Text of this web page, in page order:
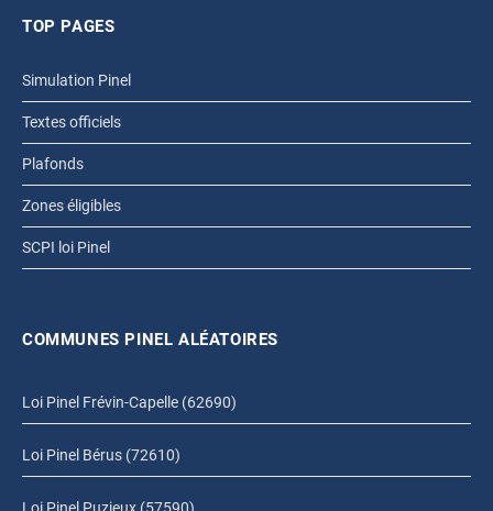
TOP PAGES
Simulation Pinel
Textes officiels
Plafonds
Zones éligibles
SCPI loi Pinel
COMMUNES PINEL ALÉATOIRES
Loi Pinel Frévin-Capelle (62690)
Loi Pinel Bérus (72610)
Loi Pinel Puzieux (57590)